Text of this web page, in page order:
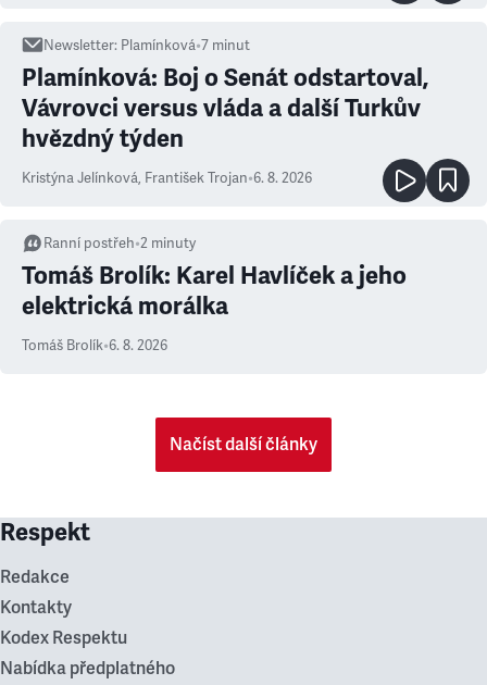
Newsletter: Plamínková•7 minut
Plamínková: Boj o Senát odstartoval,
Vávrovci versus vláda a další Turkův
hvězdný týden
Kristýna Jelínková, František Trojan•6. 8. 2026
Ranní postřeh•2 minuty
Tomáš Brolík: Karel Havlíček a jeho
elektrická morálka
Tomáš Brolík•6. 8. 2026
Načíst další články
Respekt
Redakce
Kontakty
Kodex Respektu
Nabídka předplatného